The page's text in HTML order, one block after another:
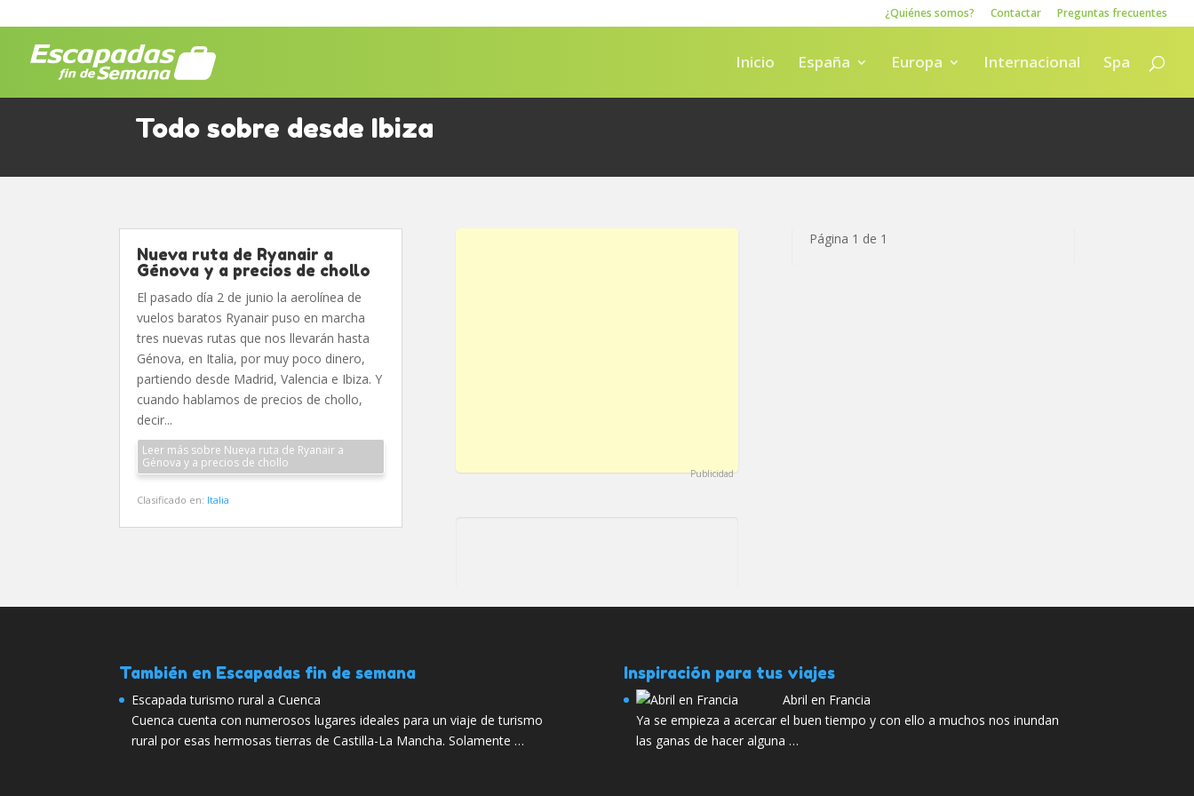
¿Quiénes somos? Contactar Preguntas frecuentes
Inicio España Europa Internacional Spa
Todo sobre desde Ibiza
Nueva ruta de Ryanair a
Génova y a precios de chollo
El pasado día 2 de junio la aerolínea de
vuelos baratos Ryanair puso en marcha
tres nuevas rutas que nos llevarán hasta
Génova, en Italia, por muy poco dinero,
partiendo desde Madrid, Valencia e Ibiza. Y
cuando hablamos de precios de chollo,
decir...
Leer más sobre Nueva ruta de Ryanair a
Génova y a precios de chollo
Clasificado en: Italia
Publicidad
Página 1 de 1
También en Escapadas fin de semana
Escapada turismo rural a Cuenca
Cuenca cuenta con numerosos lugares ideales para un viaje de turismo
rural por esas hermosas tierras de Castilla-La Mancha. Solamente …
Inspiración para tus viajes
Abril en Francia
Ya se empieza a acercar el buen tiempo y con ello a muchos nos inundan
las ganas de hacer alguna …